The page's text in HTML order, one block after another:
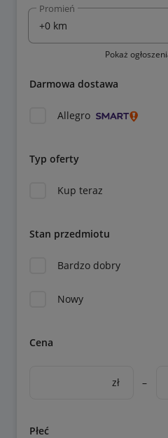
Promień
Pokaż
Darmowa dostawa
Allegro
Typ oferty
Kup teraz
Stan przedmiotu
Bardzo dobry
Nowy
Cena
zł –
Płeć